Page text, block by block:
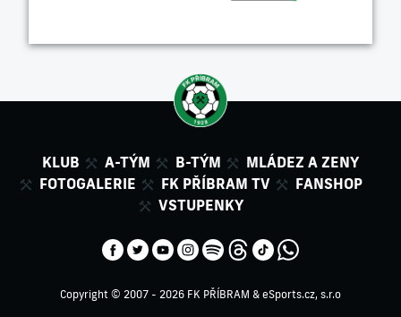
KLUB A-TÝM B-TÝM
MLÁDEZ A ZENY
FOTOGALERIE
FK PŘÍBRAM TV
FANSHOP
VSTUPENKY
Copyright © 2007 - 2026 FK PŘÍBRAM & eSports.cz, s.r.o